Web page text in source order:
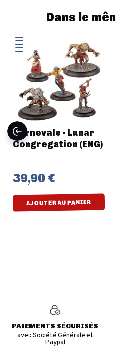
Dans le
Carnevale - Lunar
Congregation (ENG)
39,90 €
AJOUTER AU PANIER
PAIEMENTS SÉCURISÉS
avec Société Générale et
Paypal